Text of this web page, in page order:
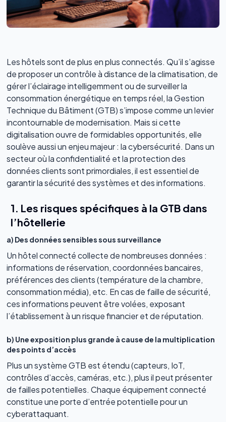
Les hôtels sont de plus en plus connectés. Qu’il s’agisse
de proposer un contrôle à distance de la climatisation, de
gérer l’éclairage intelligemment ou de surveiller la
consommation énergétique en temps réel, la Gestion
Technique du Bâtiment (GTB) s’impose comme un levier
incontournable de modernisation. Mais si cette
digitalisation ouvre de formidables opportunités, elle
soulève aussi un enjeu majeur : la cybersécurité. Dans un
secteur où la confidentialité et la protection des
données clients sont primordiales, il est essentiel de
garantir la sécurité des systèmes et des informations.
1. Les risques spécifiques à la GTB dans
l’hôtellerie
a) Des données sensibles sous surveillance
Un hôtel connecté collecte de nombreuses données :
informations de réservation, coordonnées bancaires,
préférences des clients (température de la chambre,
consommation média), etc. En cas de faille de sécurité,
ces informations peuvent être volées, exposant
l’établissement à un risque financier et de réputation.
b) Une exposition plus grande à cause de la multiplication
des points d’accès
Plus un système GTB est étendu (capteurs, IoT,
contrôles d’accès, caméras, etc.), plus il peut présenter
de failles potentielles. Chaque équipement connecté
constitue une porte d’entrée potentielle pour un
cyberattaquant.